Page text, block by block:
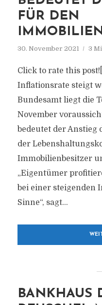
FÜR DEN
30. November 2021 3
Click to rate this
Inflationsrate steigt
Bundesamt liegt die
November
bedeutet der
der
Immobilienbesitzer
„Eigentümer
bei einer steigenden
Sinne“, sagt...
BANKHAUS